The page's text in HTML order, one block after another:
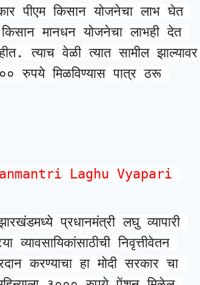
पीएम किसान योजनेचा लाभ घेत
मानधन योजनेचा लाभही देत
त्याच वेळी त्यात सामील झाल्यावर
रुपये मिळविण्यास पात्र ठरू
Laghu Vyapari
प्रधानमंत्री लघु व्यापारी
निवृत्तीवेतन
करण्याचा हा मोदी सरकार चा